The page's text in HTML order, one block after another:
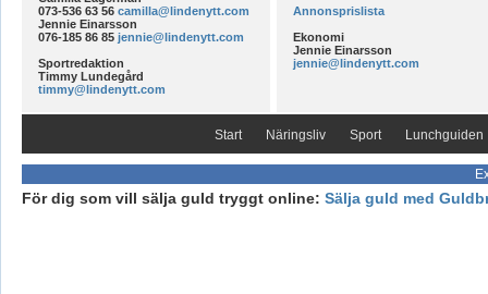
073-536 63 56 camilla@lindenytt.com
Jennie Einarsson
076-185 86 85 jennie@lindenytt.com
Sportredaktion
Timmy Lundegård
timmy@lindenytt.com
Annonsprislista
Ekonomi
Jennie Einarsson
jennie@lindenytt.com
Start Näringsliv Sport Lunchguiden
För dig som vill sälja guld tryggt online: Sälja guld med